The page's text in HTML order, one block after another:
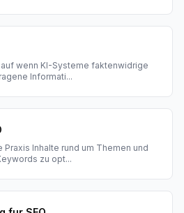
wenn KI-Systeme faktenwidrige
Informati...
Praxis Inhalte rund um Themen und
zu opt...